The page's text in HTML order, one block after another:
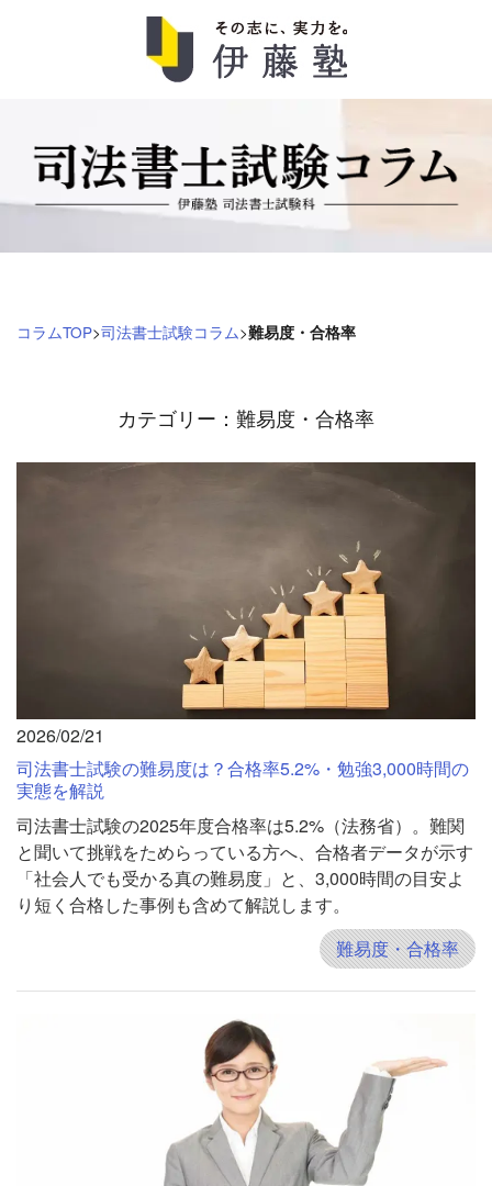
コラムTOP>司法書士試験コラム>難易度・合格率
カテゴリー：難易度・合格率
2026/02/21
司法書士試験の難易度は？合格率5.2%・勉強3,000時間の
実態を解説
司法書士試験の2025年度合格率は5.2%（法務省）。難関
と聞いて挑戦をためらっている方へ、合格者データが示す
「社会人でも受かる真の難易度」と、3,000時間の目安よ
り短く合格した事例も含めて解説します。
難易度・合格率